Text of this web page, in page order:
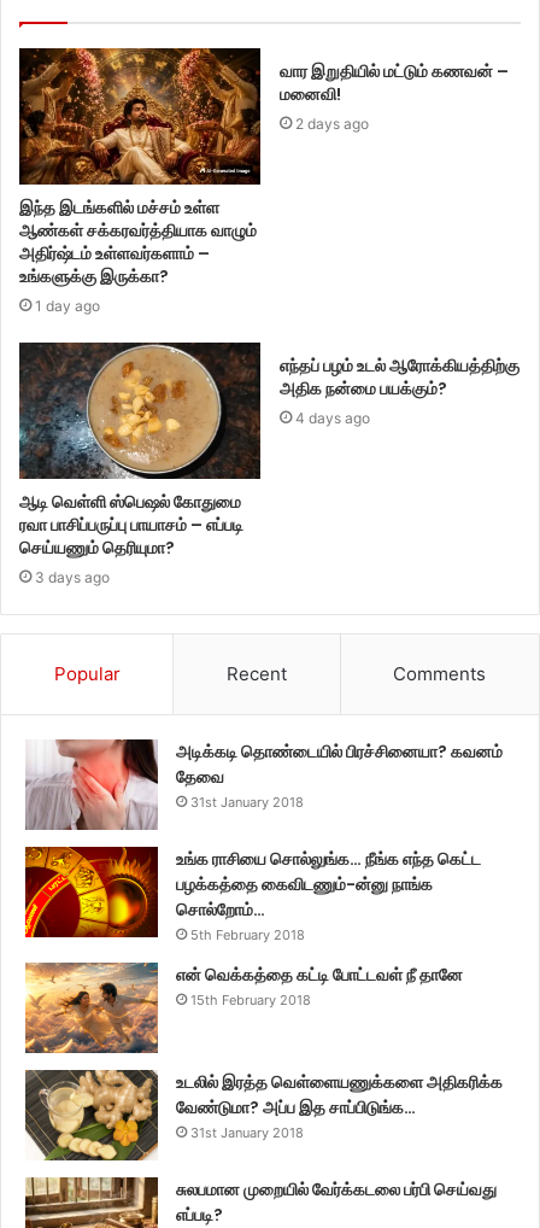
இந்த இடங்களில் மச்சம் உள்ள
ஆண்கள் சக்கரவர்த்தியாக வாழும்
அதிர்ஷ்டம் உள்ளவர்களாம் –
உங்களுக்கு இருக்கா?
1 day ago
வார இறுதியில் மட்டும் கணவன் –
மனைவி!
2 days ago
ஆடி வெள்ளி ஸ்பெஷல் கோதுமை
ரவா பாசிப்பருப்பு பாயாசம் – எப்படி
செய்யணும் தெரியுமா?
3 days ago
எந்தப் பழம் உடல் ஆரோக்கியத்திற்கு
அதிக நன்மை பயக்கும்?
4 days ago
Popular Recent Comments
அடிக்கடி தொண்டையில் பிரச்சினையா? கவனம்
தேவை
31st January 2018
உங்க ராசியை சொல்லுங்க… நீங்க எந்த கெட்ட
பழக்கத்தை கைவிடணும்-ன்னு நாங்க
சொல்றோம்…
5th February 2018
என் வெக்கத்தை கட்டி போட்டவள் நீ தானே
15th February 2018
உடலில் இரத்த வெள்ளையணுக்களை அதிகரிக்க
வேண்டுமா? அப்ப இத சாப்பிடுங்க…
31st January 2018
சுலபமான முறையில் வேர்க்கடலை பர்பி செய்வது
எப்படி?